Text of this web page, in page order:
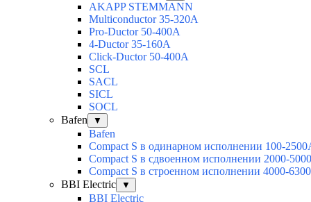
AKAPP STEMMANN
Multiconductor 35-320A
Pro-Ductor 50-400A
4-Ductor 35-160A
Click-Ductor 50-400A
SCL
SACL
SICL
SOCL
Bafen
▼
Bafen
Compact S в одинарном исполнении 100-
Compact S в сдвоенном исполнении 2000-
Compact S в строенном исполнении 4000-
BBI Electric
▼
BBI Electric